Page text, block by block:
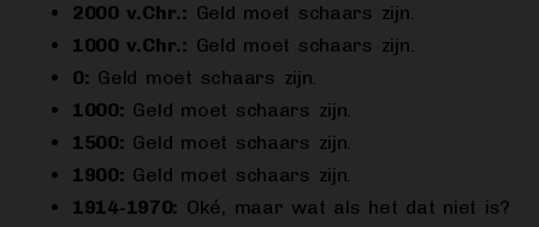
2000 v.Chr.: Geld moet schaars zijn.
1000 v.Chr.: Geld moet schaars zijn.
0: Geld moet schaars zijn.
1000: Geld moet schaars zijn.
1500: Geld moet schaars zijn.
1900: Geld moet schaars zijn.
1914-1970: Oké, maar wat als het dat niet is?